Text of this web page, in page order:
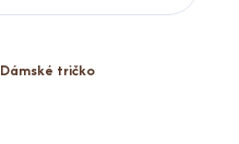
Dámské tričko